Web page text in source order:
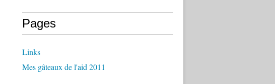
Pages
Links
Mes gâteaux de l'aid 2011